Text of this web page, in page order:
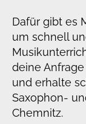
Dafür gibt es
um schnell
deine
und erhalte
Saxophon-
Chemnitz.